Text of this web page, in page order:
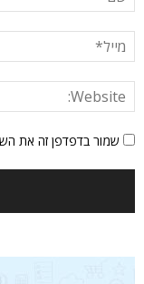
שמור בדפדפן זה את